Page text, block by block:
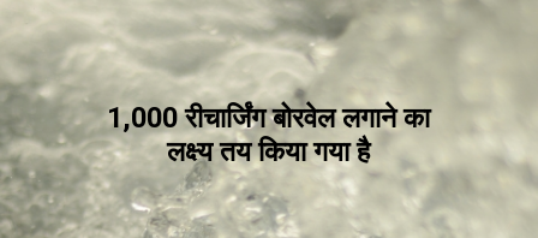
1,000 रीचार्जिंग बोरवेल लगाने का
लक्ष्य तय किया गया है